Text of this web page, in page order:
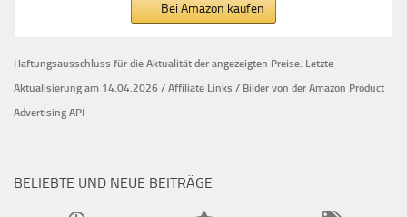
Bei Amazon kaufen
Haftungsausschluss für die Aktualität der angezeigten Preise. Letzte
Aktualisierung am 14.04.2026 / Affiliate Links / Bilder von der Amazon Product
Advertising API
BELIEBTE UND NEUE BEITRÄGE